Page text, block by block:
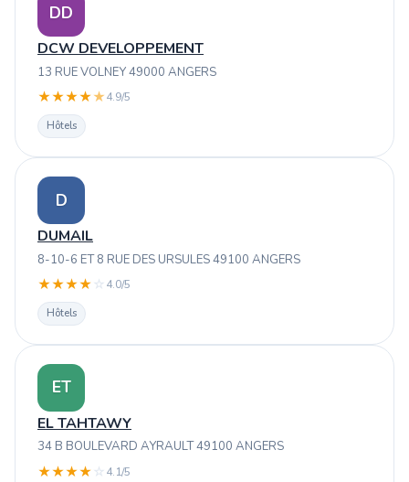
DD
DCW DEVELOPPEMENT
13 RUE VOLNEY 49000 ANGERS
★★★★★4.9/5
Hôtels
D
DUMAIL
8-10-6 ET 8 RUE DES URSULES 49100 ANGERS
★★★★ ☆ 4.0/5
Hôtels
ET
EL TAHTAWY
34 B BOULEVARD AYRAULT 49100 ANGERS
★★★★ ☆ 4.1/5